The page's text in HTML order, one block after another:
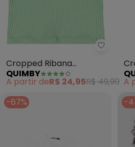
Quimby
Cropped Ribana
Canelada Menina
(Verde)
QUIMBY
A partir deR$ 24,95R$ 49,90 A
-67%
-